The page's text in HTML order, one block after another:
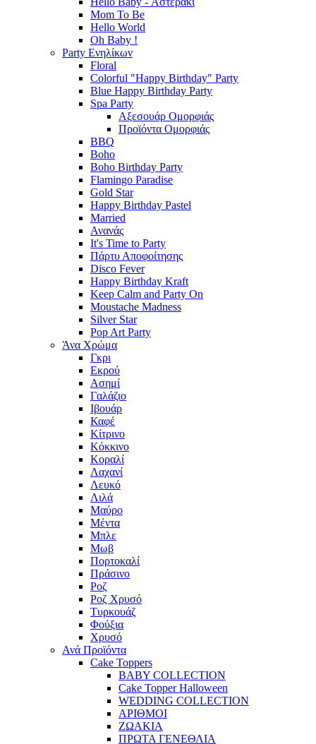
Mom To Be
Hello World
Oh Baby !
Party Ενηλίκων
Floral
Colorful "Happy Birthday" Party
Blue Happy Birthday Party
Spa Party
Αξεσουάρ Ομορφιάς
Προϊόντα Ομορφιάς
BBQ
Boho
Boho Birthday Party
Flamingo Paradise
Gold Star
Happy Birthday Pastel
Married
Ανανάς
It's Time to Party
Πάρτυ Αποφοίτησης
Disco Fever
Happy Birthday Kraft
Keep Calm and Party On
Moustache Madness
Silver Star
Pop Art Party
Άνα Χρώμα
Γκρι
Εκρού
Ασημί
Γαλάζιο
Ιβουάρ
Καφέ
Κίτρινο
Κόκκινο
Κοραλί
Λαχανί
Λευκό
Λιλά
Μαύρο
Μέντα
Μπλε
Μωβ
Πορτοκαλί
Πράσινο
Ροζ
Ροζ Χρυσό
Τυρκουάζ
Φούξια
Χρυσό
Ανά Προϊόντα
Cake Toppers
BABY COLLECTION
Cake Topper Halloween
WEDDING COLLECTION
ΑΡΙΘΜΟΙ
ΖΩΑΚΙΑ
ΠΡΩΤΑ ΓΕΝΕΘΛΙΑ